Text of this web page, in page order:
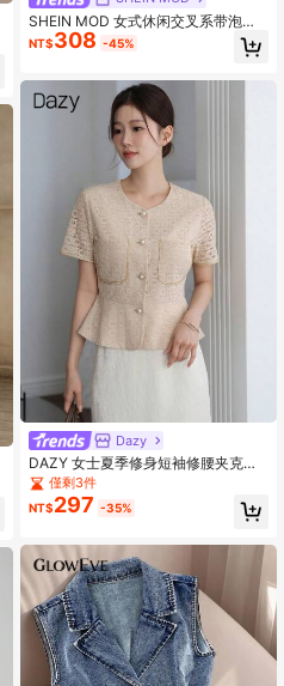
SHEIN MOD 女式休闲交叉系带泡泡
袖牛仔夹克
NT$308 -45%
Dazy
DAZY 女士夏季修身短袖修腰夹克，
带口袋，优雅
僅剩3件
NT$297 -35%